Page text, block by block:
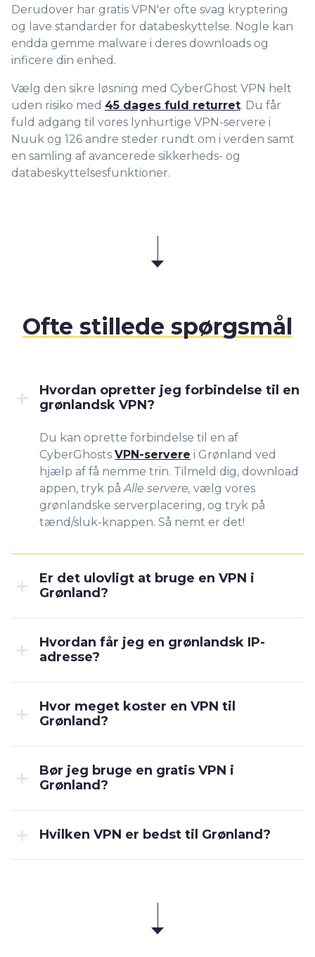
Derudover har gratis VPN'er ofte svag kryptering
og lave standarder for databeskyttelse. Nogle kan
endda gemme malware i deres downloads og
inficere din enhed.
Vælg den sikre løsning med CyberGhost VPN helt
uden risiko med 45 dages fuld returret. Du får
fuld adgang til vores lynhurtige VPN-servere i
Nuuk og 126 andre steder rundt om i verden samt
en samling af avancerede sikkerheds- og
databeskyttelsesfunktioner.
Ofte stillede spørgsmål
Hvordan opretter jeg forbindelse til en
grønlandsk VPN?
Du kan oprette forbindelse til en af
CyberGhosts VPN-servere i Grønland ved
hjælp af få nemme trin. Tilmeld dig, download
appen, tryk på Alle servere, vælg vores
grønlandske serverplacering, og tryk på
tænd/sluk-knappen. Så nemt er det!
Er det ulovligt at bruge en VPN i
Grønland?
Hvordan får jeg en grønlandsk IP-
adresse?
Hvor meget koster en VPN til
Grønland?
Bør jeg bruge en gratis VPN i
Grønland?
Hvilken VPN er bedst til Grønland?